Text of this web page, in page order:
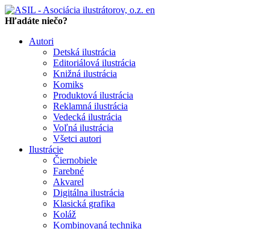
en
Hľadáte niečo?
Autori
Detská ilustrácia
Editoriálová ilustrácia
Knižná ilustrácia
Komiks
Produktová ilustrácia
Reklamná ilustrácia
Vedecká ilustrácia
Voľná ilustrácia
Všetci autori
Ilustrácie
Čiernobiele
Farebné
Akvarel
Digitálna ilustrácia
Klasická grafika
Koláž
Kombinovaná technika